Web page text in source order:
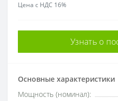
Цена с НДС 16%
Узнать о
Основные характеристики
Мощность (номинал):